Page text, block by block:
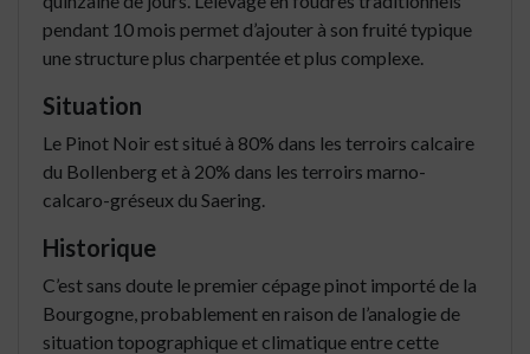
pendant 10 mois permet d’ajouter à son fruité typique
une structure plus charpentée et plus complexe.
Situation
Le Pinot Noir est situé à 80% dans les terroirs calcaire
du Bollenberg et à 20% dans les terroirs marno-
calcaro-gréseux du Saering.
Historique
C’est sans doute le premier cépage pinot importé de la
Bourgogne, probablement en raison de l’analogie de
situation topographique et climatique entre cette